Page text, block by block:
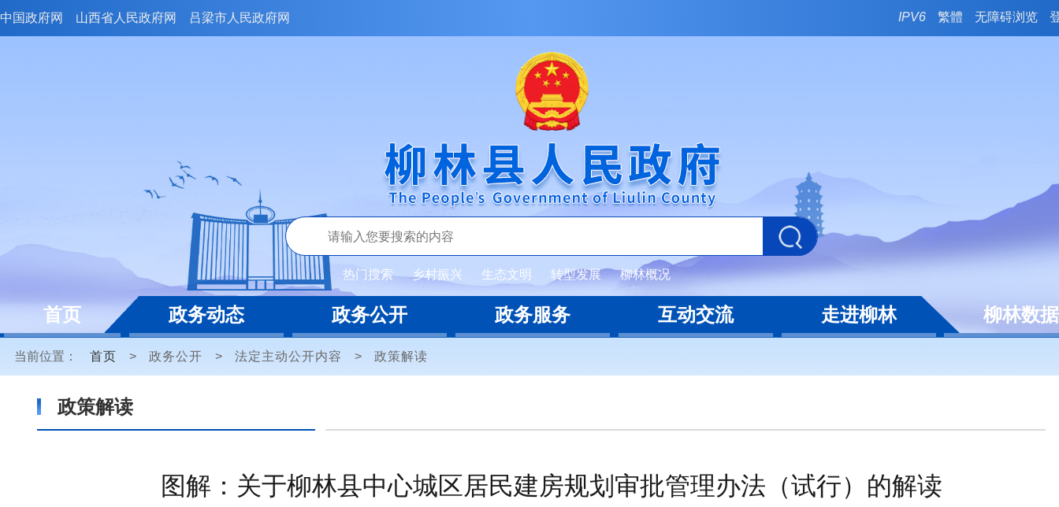
中国政府网 山西省人民政府网 吕梁市人民政府网 IPV6 繁體 无障碍浏览
热门搜索 乡村振兴 生态文明 转型发展 柳林概况
首页 政务动态 政务公开 政务服务 互动交流 走进柳林 柳林数据
当前位置： 首页 > 政务公开 > 法定主动公开内容 > 政策解读
政策解读
图解：关于柳林县中心城区居民建房规划审批管理办法（试行）的解读